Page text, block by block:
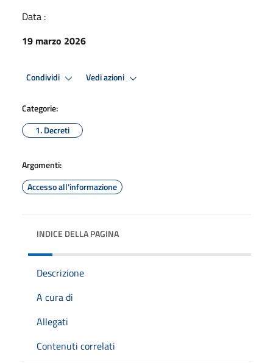
Data :
19 marzo 2026
Condividi Vedi azioni
Categorie:
1. Decreti
Argomenti:
Accesso all'informazione
INDICE DELLA PAGINA
Descrizione
A cura di
Allegati
Contenuti correlati